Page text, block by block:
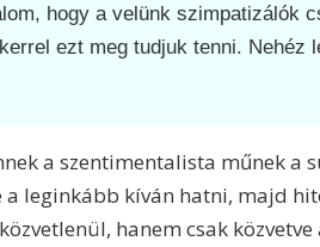
hogy a velünk szimpatizálók
ezt meg tudjuk tenni. Nehéz
a szentimentalista műnek
a leginkább kíván hatni, majd
hanem csak